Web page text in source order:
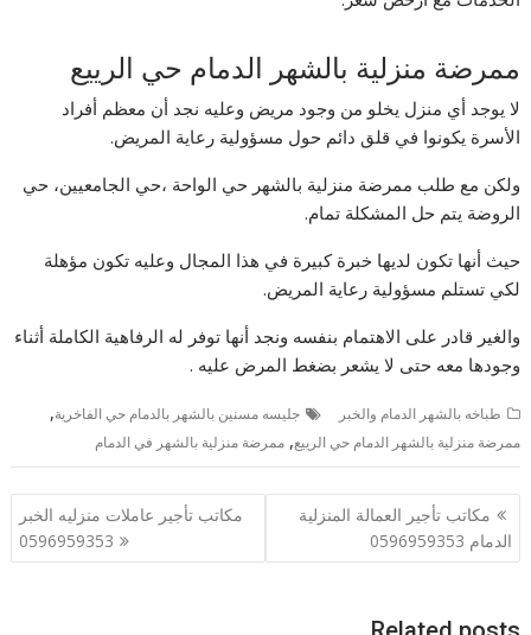
ممرضة منزلية بالشهر الدمام حي الرييع
لا يوجد أي منزل يخلو من وجود مريض وعليه نجد أن معظم أفراد
الأسرة يكونوا في قلق دائم حول مسؤولية رعاية المريض.
ولكن مع طلب ممرضة منزلية بالشهر حي الواحة ،حي الجامعيين، حي
الروضة يتم حل المشكلة تمام.
حيث أنها تكون لديها خبرة كبيرة في هذا المجال وعليه تكون مؤهلة
لكي تستلم مسؤولية رعاية المريض.
والغير قادر على الاهتمام بنفسه ونجد أنها توفر له الرفاهية الكاملة أثناء
وجودها معه حتى لا يشعر بضغط المرض عليه .
طباخه بالشهر الدمام والخبر جليسه مسنين بالشهر بالدمام حي الفاخرية,
ممرضة منزلية بالشهر الدمام حي الرييع,ممرضة منزلية بالشهر في الدمام
تصفّح
المقالات
مكاتب تأجير العمالة المنزلية
الدمام 0596959353
مكاتب تأجير عاملات منزليه الخبر
0596959353